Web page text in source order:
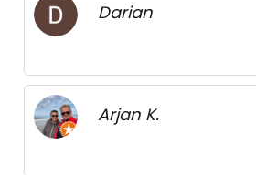
Darian
Arjan K.